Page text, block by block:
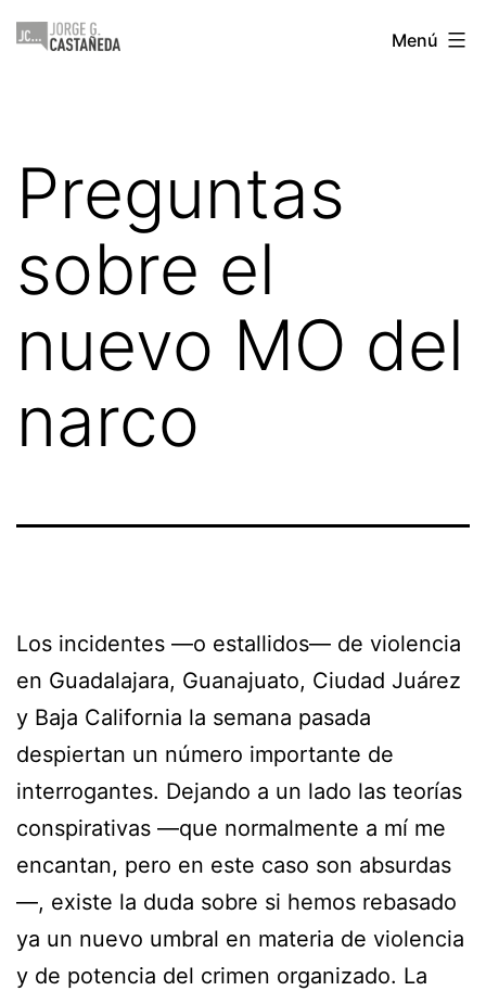
Saltar
Jorge
Menú
Preguntas
sobre el
nuevo MO del
narco
Los incidentes —o estallidos— de violencia
en Guadalajara, Guanajuato, Ciudad Juárez
y Baja California la semana pasada
despiertan un número importante de
interrogantes. Dejando a un lado las teorías
conspirativas —que normalmente a mí me
encantan, pero en este caso son absurdas
—, existe la duda sobre si hemos rebasado
ya un nuevo umbral en materia de violencia
y de potencia del crimen organizado. La